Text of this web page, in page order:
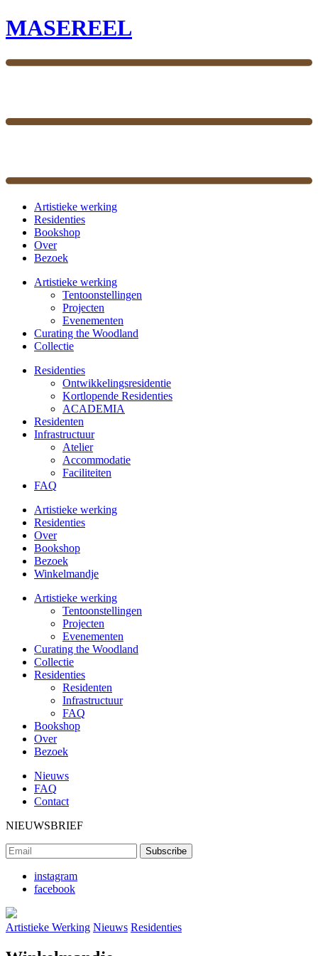
MASEREEL
Artistieke werking
Residenties
Bookshop
Over
Bezoek
Artistieke werking
Tentoonstellingen
Projecten
Evenementen
Curating the Woodland
Collectie
Residenties
Ontwikkelings­residentie
Kortlopende Residenties
ACADEMIA
Residenten
Infrastructuur
Atelier
Accommodatie
Faciliteiten
FAQ
Artistieke werking
Residenties
Over
Bookshop
Bezoek
Winkelmandje
Artistieke werking
Tentoonstellingen
Projecten
Evenementen
Curating the Woodland
Collectie
Residenties
Residenten
Infrastructuur
FAQ
Bookshop
Over
Bezoek
Nieuws
FAQ
Contact
NIEUWSBRIEF
instagram
facebook
Artistieke Werking Nieuws Residenties